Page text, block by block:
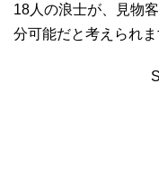
18人の浪士が、見物
分可能だと考えられま